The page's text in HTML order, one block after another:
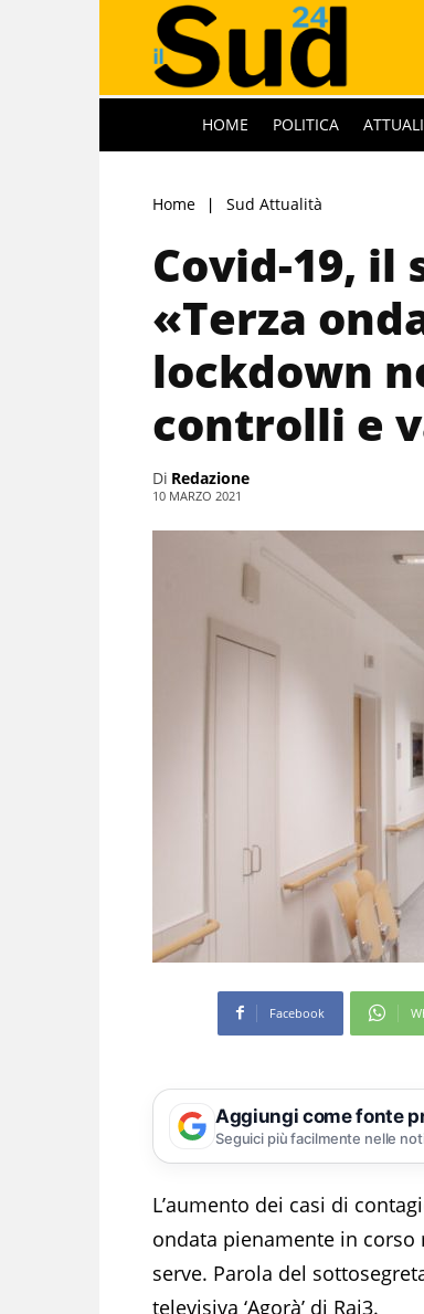
HOME POLITICA
Home Sud Attualità
Covid-19,
«Terza
lockdown
controlli e
Di Redazione
10 MARZO 2021
Facebook
Aggiungi come fonte
Seguici più facilmente nelle
L’aumento dei casi di
ondata pienamente in
serve. Parola del
televisiva ‘Agorà’ di Rai3.